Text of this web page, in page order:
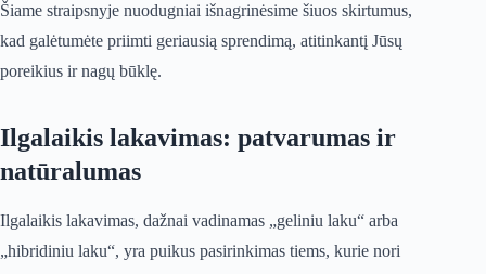
Šiame straipsnyje nuodugniai išnagrinėsime šiuos skirtumus,
kad galėtumėte priimti geriausią sprendimą, atitinkantį Jūsų
poreikius ir nagų būklę.
Ilgalaikis lakavimas: patvarumas ir
natūralumas
Ilgalaikis lakavimas, dažnai vadinamas „geliniu laku“ arba
„hibridiniu laku“, yra puikus pasirinkimas tiems, kurie nori